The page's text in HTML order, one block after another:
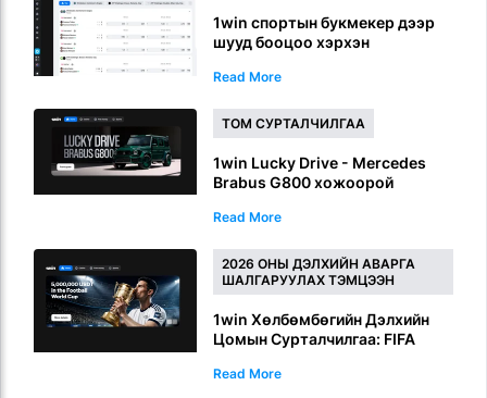
1win спортын букмекер дээр
шууд бооцоо хэрхэн
Read More
ТОМ СУРТАЛЧИЛГАА
1win Lucky Drive - Mercedes
Brabus G800 хожоорой
Read More
2026 ОНЫ ДЭЛХИЙН АВАРГА
ШАЛГАРУУЛАХ ТЭМЦЭЭН
1win Хөлбөмбөгийн Дэлхийн
Цомын Сурталчилгаа: FIFA
5,000,000 USDT шагналын сан
Read More